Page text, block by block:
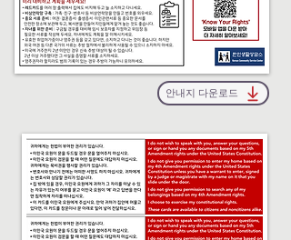
안내지 다운로드